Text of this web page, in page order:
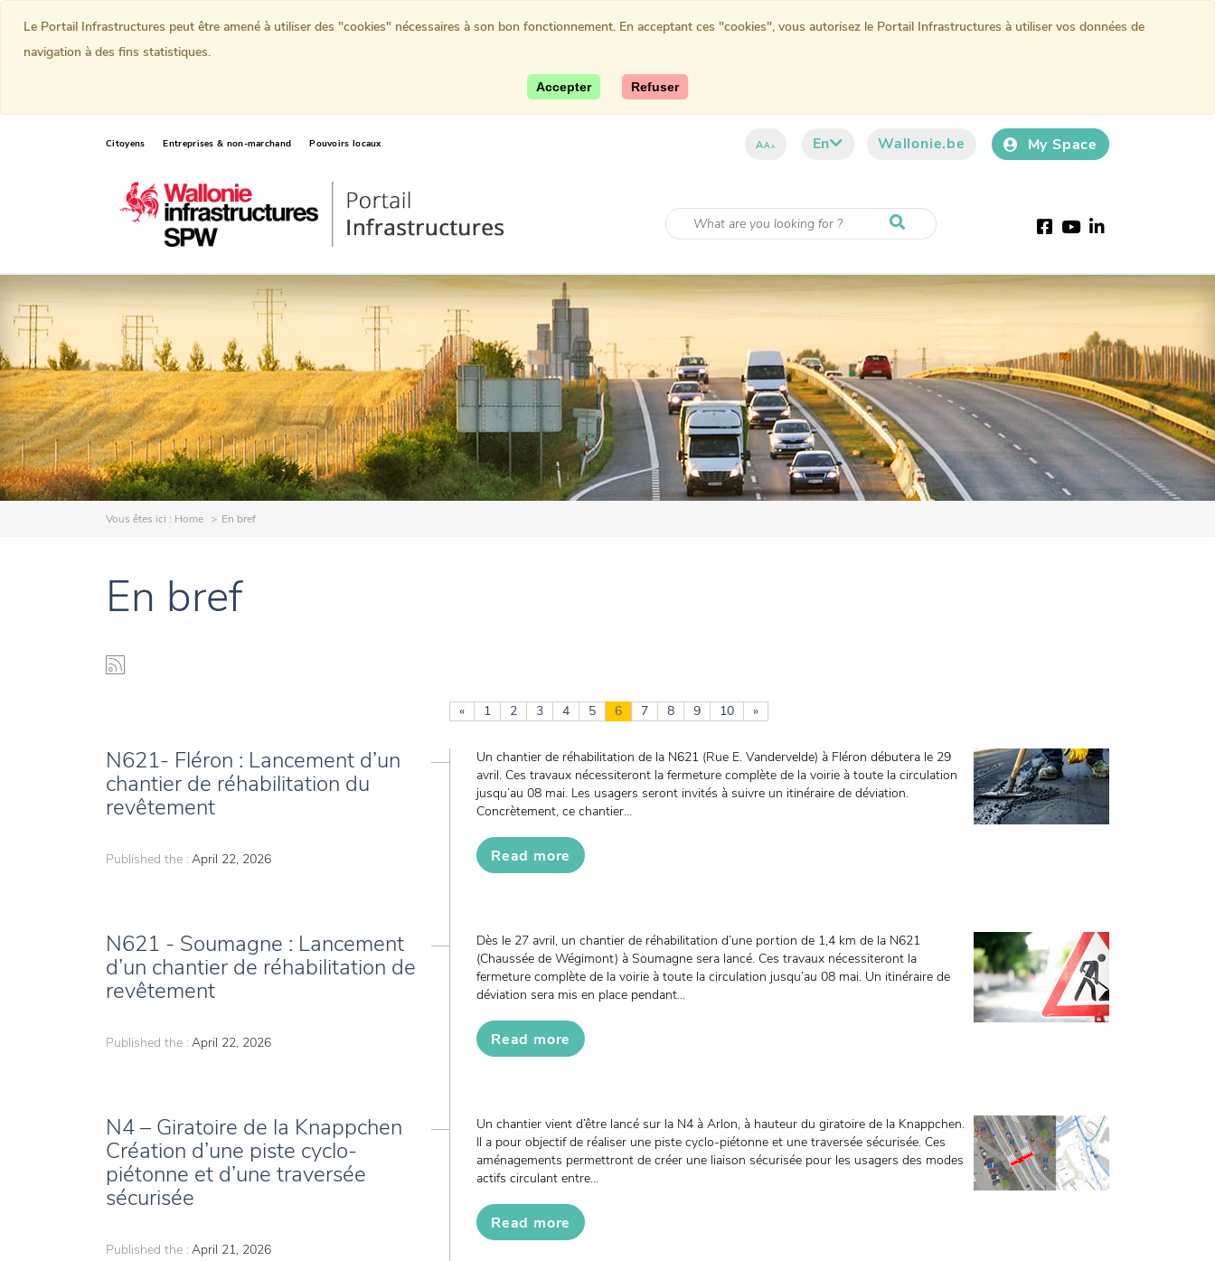
Citoyens Entreprises & non-marchand Pouvoirs locaux AAA En Wallonie.be My Space
Facebook
YoutubeLinkedIn
Vous êtes ici : Home En bref
En bref
« 1 2 3 4 5 6 7 8 9 10 »
N621- Fléron : Lancement d’un
chantier de réhabilitation du
revêtement
Published the : April 22, 2026
Un chantier de réhabilitation de la N621 (Rue E. Vandervelde) à Fléron débutera le 29
avril. Ces travaux nécessiteront la fermeture complète de la voirie à toute la circulation
jusqu’au 08 mai. Les usagers seront invités à suivre un itinéraire de déviation.
Concrètement, ce chantier...
Read more
N621 - Soumagne : Lancement
d’un chantier de réhabilitation de
revêtement
Published the : April 22, 2026
Dès le 27 avril, un chantier de réhabilitation d’une portion de 1,4 km de la N621
(Chaussée de Wégimont) à Soumagne sera lancé. Ces travaux nécessiteront la
fermeture complète de la voirie à toute la circulation jusqu’au 08 mai. Un itinéraire de
déviation sera mis en place pendant...
Read more
N4 – Giratoire de la Knappchen
Création d’une piste cyclo-
piétonne et d’une traversée
sécurisée
Published the : April 21, 2026
Un chantier vient d’être lancé sur la N4 à Arlon, à hauteur du giratoire de la Knappchen.
Il a pour objectif de réaliser une piste cyclo-piétonne et une traversée sécurisée. Ces
aménagements permettront de créer une liaison sécurisée pour les usagers des modes
actifs circulant entre...
Read more
Le Portail Infrastructures peut être amené à utiliser des "cookies" nécessaires à son bon fonctionnement. En acceptant ces "cookies", vous autorisez le Portail Infrastructures à utiliser vos données de
navigation à des fins statistiques.
Accepter Refuser